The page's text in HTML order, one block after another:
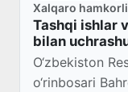
Xalqaro
Tashqi ishlar
bilan
O‘zbekiston
o‘rinbosari